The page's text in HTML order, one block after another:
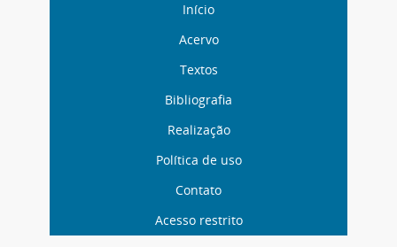
Início
Acervo
Textos
Bibliografia
Realização
Política de uso
Contato
Acesso restrito